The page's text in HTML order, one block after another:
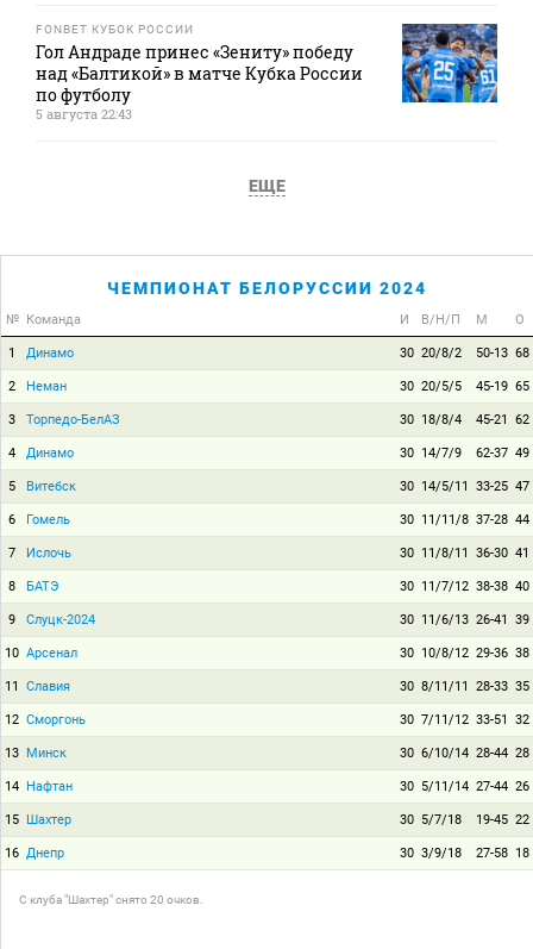
FONBET КУБОК РОССИИ
Гол Андраде принес «Зениту» победу
над «Балтикой» в матче Кубка России
по футболу
5 августа 22:43
ЕЩЕ
ЧЕМПИОНАТ БЕЛОРУССИИ 2024
№ Команда И В/Н/П М О
1 Динамо 30 20/8/2 50-13 68
2 Неман 30 20/5/5 45-19 65
3 Торпедо-БелАЗ 30 18/8/4 45-21 62
4 Динамо 30 14/7/9 62-37 49
5 Витебск 30 14/5/11 33-25 47
6 Гомель 30 11/11/8 37-28 44
7 Ислочь 30 11/8/11 36-30 41
8 БАТЭ 30 11/7/12 38-38 40
9 Слуцк-2024 30 11/6/13 26-41 39
10 Арсенал 30 10/8/12 29-36 38
11 Славия 30 8/11/11 28-33 35
12 Сморгонь 30 7/11/12 33-51 32
13 Минск 30 6/10/14 28-44 28
14 Нафтан 30 5/11/14 27-44 26
15 Шахтер 30 5/7/18 19-45 22
16 Днепр 30 3/9/18 27-58 18
C клуба "Шахтер" снято 20 очков.